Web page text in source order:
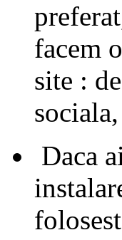
facem
site :
Daca